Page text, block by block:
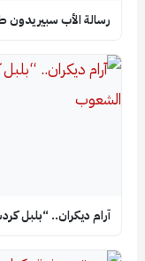
رسالة الأب
آرام ديكران.. “بلبل